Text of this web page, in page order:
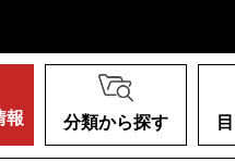
報 分類から探す